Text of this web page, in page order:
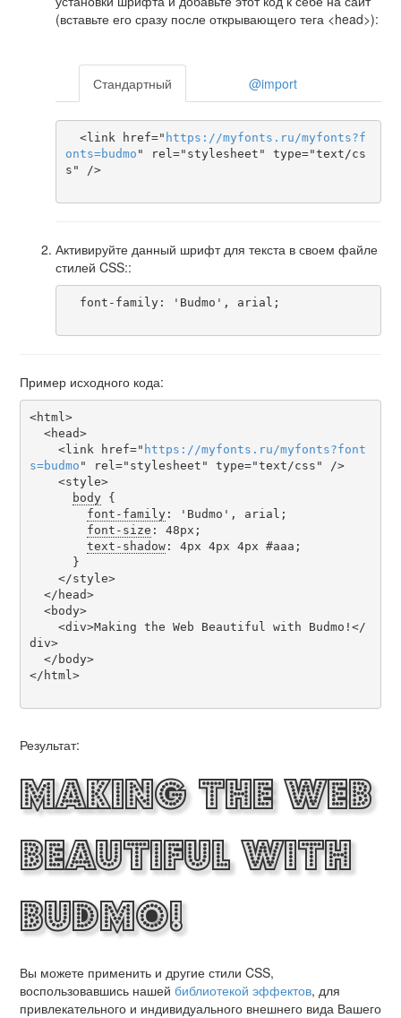
(вставьте его сразу после открывающего тега <head>):
Стандартный @import
  <link href="
https ://myfonts . ru /myfonts?f
onts=budmo " rel="stylesheet" type="text/cs
s" />
Активируйте данный шрифт для текста в своем файле
стилей CSS::
Пример исходного кода:
<html>
    <link href="
https ://myfonts . ru /myfonts?font
s=budmo " rel="stylesheet" type="text/css" />
body {
font-family: 'Budmo', arial;
font-size : 48px;
text-shadow: 4px 4px 4px #aaa;
div>
</html>
Результат:
Making the Web
Beautiful with
Budmo!
Вы можете применить и другие стили CSS,
воспользовавшись нашей библиотекой эффектов, для
привлекательного и индивидуального внешнего вида Вашего